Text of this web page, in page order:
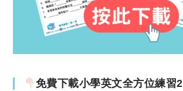
免費下載小學英文全方位練習2